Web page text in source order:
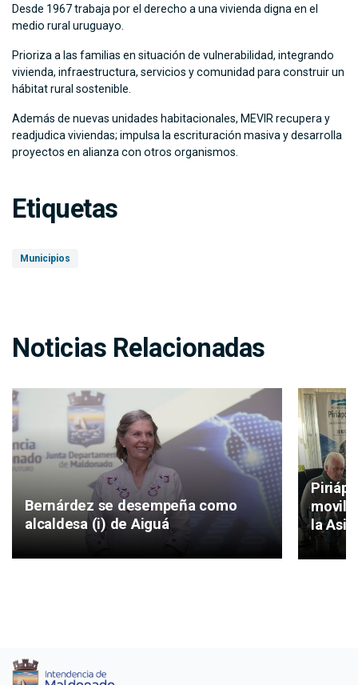
Desde 1967 trabaja por el derecho a una vivienda digna en el
medio rural uruguayo.
Prioriza a las familias en situación de vulnerabilidad, integrando
vivienda, infraestructura, servicios y comunidad para construir un
hábitat rural sostenible.
Además de nuevas unidades habitacionales, MEVIR recupera y
readjudica viviendas; impulsa la escrituración masiva y desarrolla
proyectos en alianza con otros organismos.
Etiquetas
Municipios
Noticias Relacionadas
Bernárdez se desempeña como
alcaldesa (i) de Aiguá
la